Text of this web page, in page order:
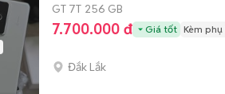
GT 7T 256 GB
7.700.000 đ Giá tốt Kèm phụ
Đắk Lắk